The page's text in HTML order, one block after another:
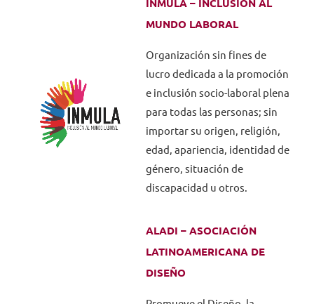
INMULA – INCLUSIÓN AL
MUNDO LABORAL
Organización sin fines de
lucro dedicada a la promoción
e inclusión socio-laboral plena
para todas las personas; sin
importar su origen, religión,
edad, apariencia, identidad de
género, situación de
discapacidad u otros.
ALADI – ASOCIACIÓN
LATINOAMERICANA DE
DISEÑO